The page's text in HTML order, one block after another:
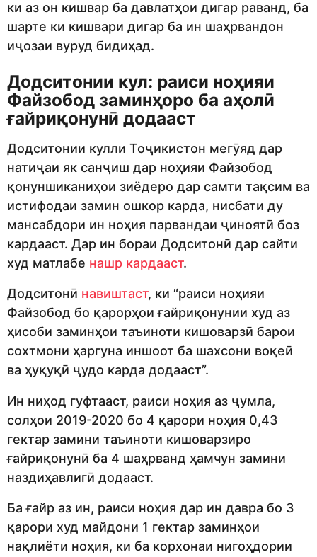
ки аз он кишвар ба давлатҳои дигар раванд, ба
шарте ки кишвари дигар ба ин шаҳрвандон
иҷозаи вуруд бидиҳад.
Додситонии кул: раиси ноҳияи
Файзобод заминҳоро ба аҳолӣ
ғайриқонунӣ додааст
Додситонии кулли Тоҷикистон мегӯяд дар
натиҷаи як санҷиш дар ноҳияи Файзобод
қонуншиканиҳои зиёдеро дар самти тақсим ва
истифодаи замин ошкор карда, нисбати ду
мансабдори ин ноҳия парвандаи ҷиноятӣ боз
кардааст. Дар ин бораи Додситонӣ дар сайти
худ матлабе нашр кардааст.
Додситонӣ навиштаст, ки “раиси ноҳияи
Файзобод бо қарорҳои ғайриқонунии худ аз
ҳисоби заминҳои таъиноти кишоварзӣ барои
сохтмони ҳаргуна иншоот ба шахсони воқеӣ
ва ҳуқуқӣ ҷудо карда додааст”.
Ин ниҳод гуфтааст, раиси ноҳия аз ҷумла,
солҳои 2019-2020 бо 4 қарори ноҳия 0,43
гектар замини таъиноти кишоварзиро
ғайриқонунӣ ба 4 шаҳрванд ҳамчун замини
наздиҳавлигӣ додааст.
Ба ғайр аз ин, раиси ноҳия дар ин давра бо 3
қарори худ майдони 1 гектар заминҳои
нақлиёти ноҳия, ки ба корхонаи нигоҳдории